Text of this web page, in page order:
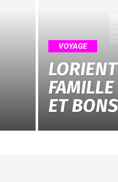
VOYAGE
ET